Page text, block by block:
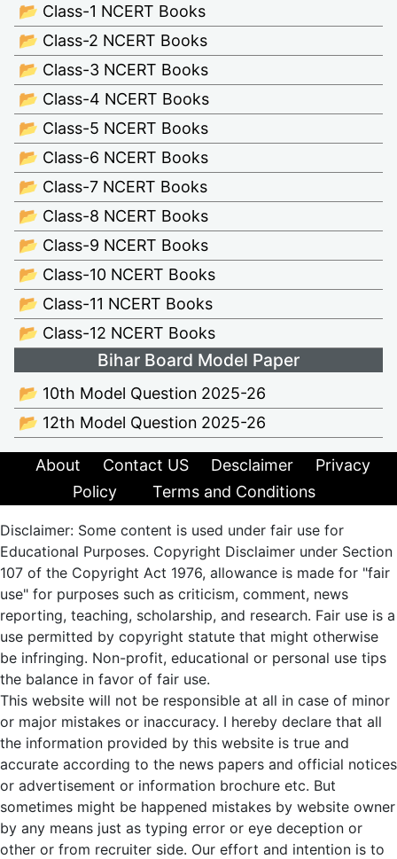
📂 Class-1 NCERT Books
📂 Class-2 NCERT Books
📂 Class-3 NCERT Books
📂 Class-4 NCERT Books
📂 Class-5 NCERT Books
📂 Class-6 NCERT Books
📂 Class-7 NCERT Books
📂 Class-8 NCERT Books
📂 Class-9 NCERT Books
📂 Class-10 NCERT Books
📂 Class-11 NCERT Books
📂 Class-12 NCERT Books
Bihar Board Model Paper
📂 10th Model Question 2025-26
📂 12th Model Question 2025-26
About Contact US Desclaimer
Privacy
Policy
Terms and Conditions
Disclaimer: Some content is used under fair use for
Educational Purposes. Copyright Disclaimer under Section
107 of the Copyright Act 1976, allowance is made for "fair
use" for purposes such as criticism, comment, news
reporting, teaching, scholarship, and research. Fair use is a
use permitted by copyright statute that might otherwise
be infringing. Non-profit, educational or personal use tips
the balance in favor of fair use.
This website will not be responsible at all in case of minor
or major mistakes or inaccuracy. I hereby declare that all
the information provided by this website is true and
accurate according to the news papers and official notices
or advertisement or information brochure etc. But
sometimes might be happened mistakes by website owner
by any means just as typing error or eye deception or
other or from recruiter side. Our effort and intention is to